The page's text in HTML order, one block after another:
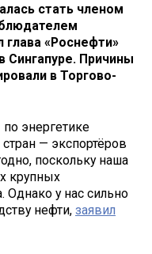
стать членом
глава «Роснефти»
Сингапуре. Причины
в Торгово-
энергетике
— экспортёров
поскольку наша
крупных
Однако у нас сильно
нефти, заявил